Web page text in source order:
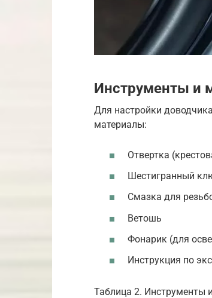
Инструменты и
Для настройки
материалы:
Отвертка
Шестигранный
Смазка для
Ветошь
Фонарик (для
Инструкция по
Таблица 2. Инструменты